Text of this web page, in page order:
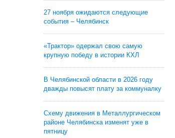
27 ноября ожидаются следующие
события – Челябинск
«Трактор» одержал свою самую
крупную победу в истории КХЛ
В Челябинской области в 2026 году
дважды повысят плату за коммуналку
Схему движения в Металлургическом
районе Челябинска изменят уже в
пятницу